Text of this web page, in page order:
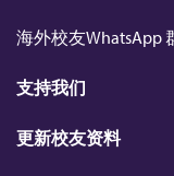
海外校友WhatsApp
支持我们
更新校友资料